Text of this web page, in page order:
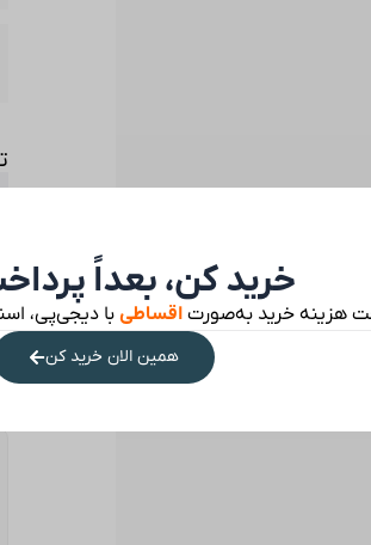
خرید کن، بعداً
هزینه خرید به‌صورتاقساطیبا دیجی‌پی،
همین الان خرید کن